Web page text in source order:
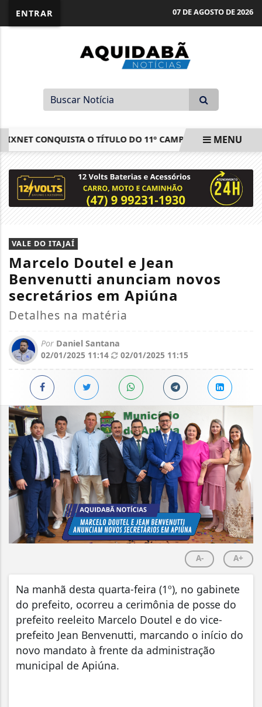
ENTRAR 07 DE AGOSTO DE 2026
CONQUISTA O TÍTULO DO 11º CAMPEONATOMENU
VALE DO ITAJAÍ
Marcelo Doutel e Jean
Benvenutti anunciam novos
secretários em Apiúna
Detalhes na matéria
Por Daniel Santana
02/01/2025 11:14
02/01/2025 11:15
A- A+
Na manhã desta quarta-feira (1º), no gabinete
do prefeito, ocorreu a cerimônia de posse do
prefeito reeleito Marcelo Doutel e do vice-
prefeito Jean Benvenutti, marcando o início do
novo mandato à frente da administração
municipal de Apiúna.